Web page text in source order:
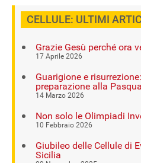
CELLULE: ULTIMI
Grazie Gesù perché ora
17 Aprile 2026
Guarigione e
preparazione alla Pasqua
14 Marzo 2026
Non solo le Olimpiadi
10 Febbraio 2026
Giubileo delle Cellule di
Sicilia